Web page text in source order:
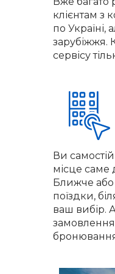
клієнтам з
по Україні,
зарубіжжя.
сервісу
Ви
місце саме
Ближче або
поїздки,
ваш вибір.